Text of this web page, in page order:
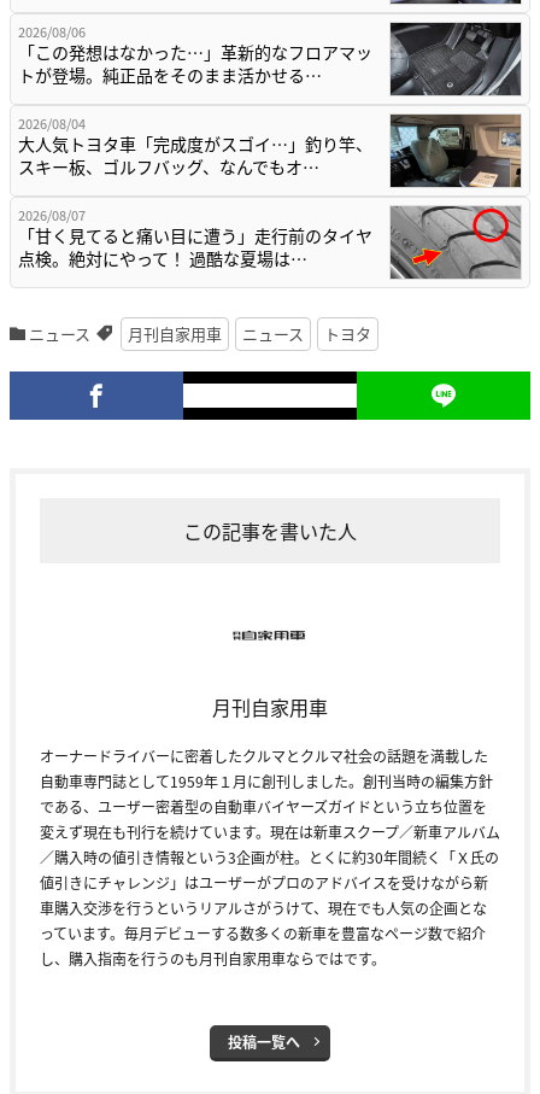
2026/08/06
「この発想はなかった…」革新的なフロアマッ
トが登場。純正品をそのまま活かせる…
2026/08/04
大人気トヨタ車「完成度がスゴイ…」釣り竿、
スキー板、ゴルフバッグ、なんでもオ…
2026/08/07
「甘く見てると痛い目に遭う」走行前のタイヤ
点検。絶対にやって！ 過酷な夏場は…
ニュース 月刊自家用車 ニュース トヨタ
この記事を書いた人
月刊自家用車
オーナードライバーに密着したクルマとクルマ社会の話題を満載した
自動車専門誌として1959年１月に創刊しました。創刊当時の編集方針
である、ユーザー密着型の自動車バイヤーズガイドという立ち位置を
変えず現在も刊行を続けています。現在は新車スクープ／新車アルバム
／購入時の値引き情報という3企画が柱。とくに約30年間続く「Ｘ氏の
値引きにチャレンジ」はユーザーがプロのアドバイスを受けながら新
車購入交渉を行うというリアルさがうけて、現在でも人気の企画とな
っています。毎月デビューする数多くの新車を豊富なページ数で紹介
し、購入指南を行うのも月刊自家用車ならではです。
投稿一覧へ